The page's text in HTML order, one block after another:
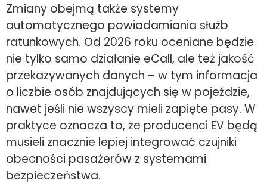
Zmiany obejmą także systemy
automatycznego powiadamiania służb
ratunkowych. Od 2026 roku oceniane będzie
nie tylko samo działanie eCall, ale też jakość
przekazywanych danych – w tym informacja
o liczbie osób znajdujących się w pojeździe,
nawet jeśli nie wszyscy mieli zapięte pasy. W
praktyce oznacza to, że producenci EV będą
musieli znacznie lepiej integrować czujniki
obecności pasażerów z systemami
bezpieczeństwa.